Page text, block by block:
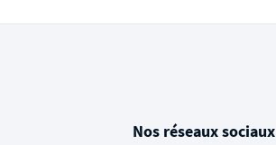
Nos réseaux sociaux